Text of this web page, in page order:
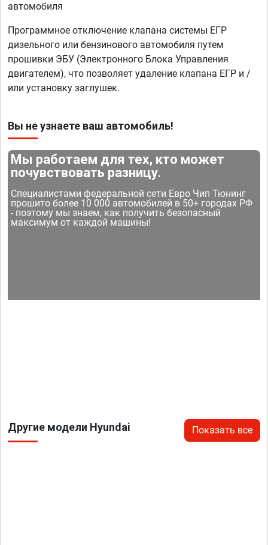
автомобиля
Программное отключение клапана системы ЕГР
дизельного или бензинового автомобиля путем
прошивки ЭБУ (Электронного Блока Управления
двигателем), что позволяет удаление клапана ЕГР и /
или установку заглушек.
Вы не узнаете ваш автомобиль!
Мы работаем для тех, кто может
почувствовать разницу.
Специалистами федеральной сети Евро Чип Тюнинг
прошито более 10 000 автомобилей в 50+ городах РФ
- поэтому мы знаем, как получить безопасный
максимум от каждой машины!
Другие модели Hyundai Показать все